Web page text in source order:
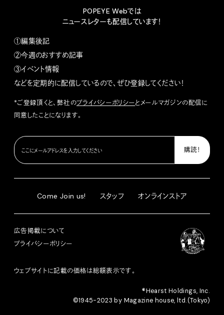
POPEYE Webでは
ニュースレターも配信しています！
①編集後記
②今週のおすすめ記事
③イベント情報
などを定期的に配信しているので、ぜひ登録してください！
*ご登録頂くと、弊社のプライバシーポリシーとメールマガジンの配信に
同意したことになります。
Come Join us! スタッフ オンラインストア
広告掲載について
プライバシーポリシー
ウェブサイトに記載の価格は総額表示です。
®︎Hearst Holdings, Inc.
©1945-2023 by Magazine house, ltd.(Tokyo)